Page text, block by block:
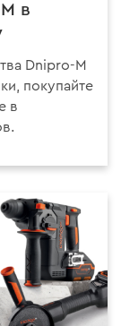
в
Dnipro-M
покупайте
в